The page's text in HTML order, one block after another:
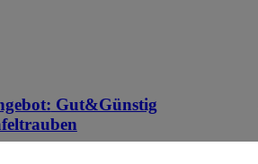
Gut&Günstig